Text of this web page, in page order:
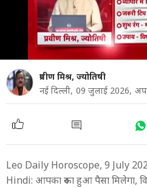
प्रवीण मिश्र, ज्योतिषी
नई दिल्ली, 09 जुलाई 2026,
Leo Daily Horoscope, 9 July
Hindi: आपका रुका हुआ पैसा मिलेगा,